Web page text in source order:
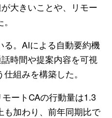
大きいことや、リモー
。AIによる自動要約機
時間や提案内容を可視
組みを構築した。
ートCAの行動量は1.3
も加わり、前年同期比で